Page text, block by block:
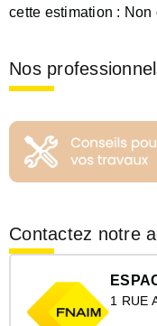
cette estimation : Non
Nos
Contactez notre
1 RUE